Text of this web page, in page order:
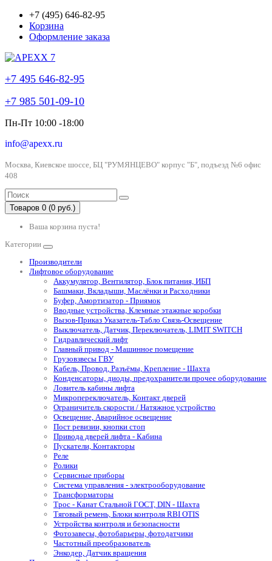
+7 (495) 646-82-95
Корзина
Оформление заказа
+7 495 646-82-95
+7 985 501-09-10
Пн-Пт 10:00 -18:00
info@apexx.ru
Москва, Киевское шоссе, БЦ "РУМЯНЦЕВО" корпус "Б", подъезд №6 офис
408
Товаров 0 (0 руб.)
Ваша корзина пуста!
Категории
Производители
Лифтовое оборудование
Аккумулятор, Вентилятор, Блок питания, ИБП
Башмаки, Вкладыши, Маслёнки и Расходники
Буфер, Амортизатор - Приямок
Вводные устройства, Клемные этажные коробки
Вызов-Приказ Указатель-Табло Связь-Освещение
Выключатель, Датчик, Переключатель, LIMIT SWITCH
Гидравлический лифт
Главный привод - Машинное помещение
Грузовзвесы ГВУ
Кабель, Провод, Разъёмы, Крепление - Шахта
Конденсаторы, диоды, предохранители прочее оборудование
Ловитель кабины лифта
Микропереключатель, Контакт дверей
Ограничитель скорости / Натяжное устройство
Освещение, Аварийное освещение
Пост ревизии, кнопки стоп
Привода дверей лифта - Кабина
Пускатели, Контакторы
Реле
Ролики
Сервисные приборы
Система управления - электрооборудование
Трансформаторы
Трос - Канат Стальной ГОСТ, DIN - Шахта
Тяговый ремень, Блоки контроля RBI OTIS
Устройства контроля и безопасности
Фотозавесы, фотобарьеры, фотодатчики
Частотный преобразователь
Энкодер, Датчик вращения